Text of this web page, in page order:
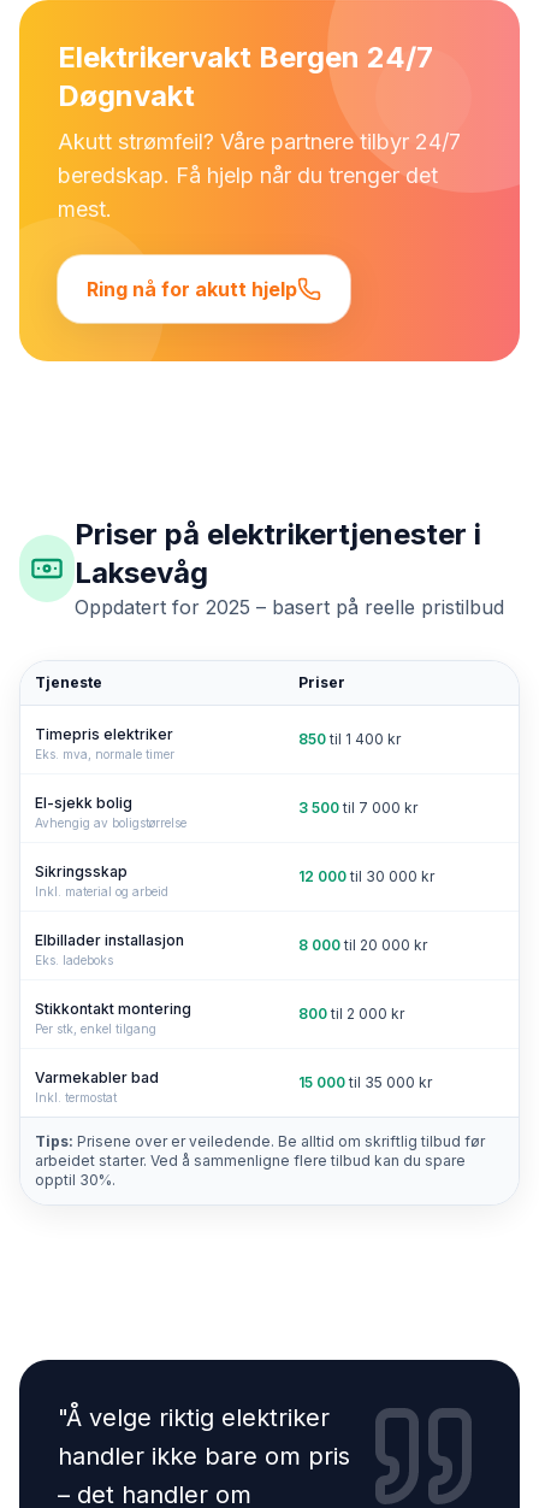
Elektrikervakt Bergen 24/7
Døgnvakt
Akutt strømfeil? Våre partnere tilbyr 24/7
beredskap. Få hjelp når du trenger det
mest.
Ring nå for akutt hjelp
Priser på elektrikertjenester i
Laksevåg
Oppdatert for 2025 – basert på reelle pristilbud
Tjeneste Priser
Timepris elektriker
Eks. mva, normale timer
850 til 1 400 kr
El-sjekk bolig
Avhengig av boligstørrelse
3 500 til 7 000 kr
Sikringsskap
Inkl. material og arbeid
12 000 til 30 000 kr
Elbillader installasjon
Eks. ladeboks
8 000 til 20 000 kr
Stikkontakt montering
Per stk, enkel tilgang
800 til 2 000 kr
Varmekabler bad
Inkl. termostat
15 000 til 35 000 kr
Tips: Prisene over er veiledende. Be alltid om skriftlig tilbud før
arbeidet starter. Ved å sammenligne flere tilbud kan du spare
opptil 30%.
"Å velge riktig elektriker
handler ikke bare om pris
– det handler om